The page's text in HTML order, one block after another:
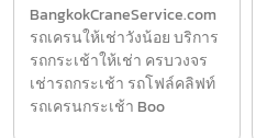
BangkokCraneService.com
รถเครนให้เช่าวังน้อย บริการ
รถกระเช้าให้เช่า ครบวงจร
เช่ารถกระเช้า รถโฟล์คลิฟท์
รถเครนกระเช้า Boo